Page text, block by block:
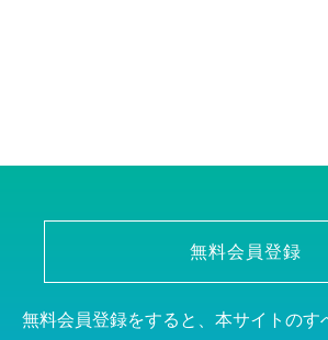
無料会員登録
無料会員登録をすると、本サイトのす